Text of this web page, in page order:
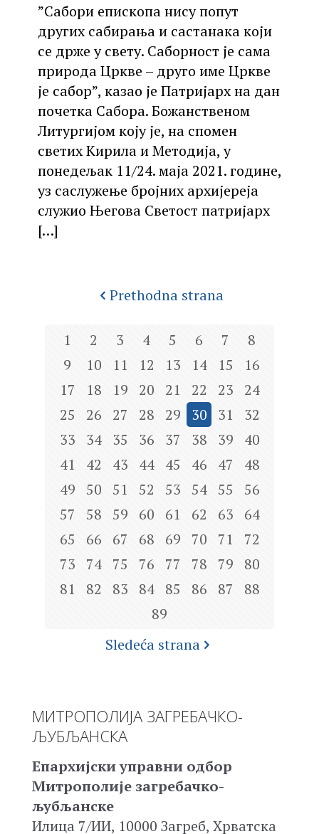
”Сабори епископа нису попут
других сабирања и састанака који
се држе у свету. Саборност је сама
природа Цркве – друго име Цркве
је сабор”, казао је Патријарх на дан
почетка Сабора. Божанственом
Литургијом коју је, на спомен
светих Кирила и Методија, у
понедељак 11/24. маја 2021. године,
уз саслужење бројних архијереја
служио Његова Светост патријарх
[…]
Prethodna strana
1 2 3 4 5 6 7
8
9
10 11 12 13 14 15
16
17
18 19 20 21 22 23
24
25
26 27 28 29 30 31
32
33
34 35 36 37 38 39
40
41
42 43 44 45 46 47
48
49
50 51 52 53 54 55
56
57
58 59 60 61 62 63
64
65
66 67 68 69 70 71
72
73
74 75 76 77 78 79
80
81
82 83 84 85 86 87
88
89
Sledeća strana
МИТРОПОЛИЈА ЗАГРЕБАЧКО-
ЉУБЉАНСКА
Епархијски управни одбор
Митрополије загребачко-
љубљанске
Илица 7/ИИ, 10000 Загреб, Хрватска